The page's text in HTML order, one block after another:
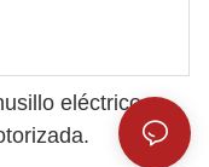
eléctrico